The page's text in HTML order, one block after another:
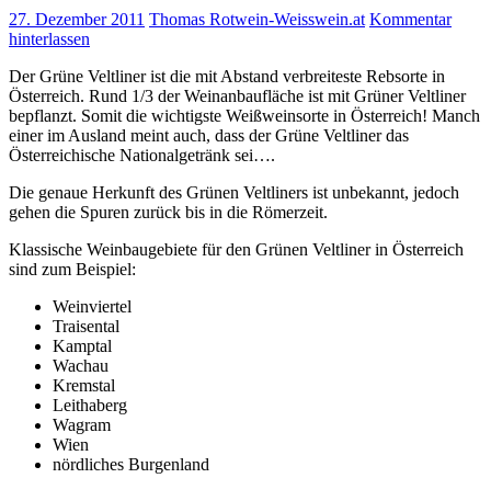
27. Dezember 2011 Thomas Rotwein-Weisswein.at Kommentar
hinterlassen
Der Grüne Veltliner ist die mit Abstand verbreiteste Rebsorte in
Österreich. Rund 1/3 der Weinanbaufläche ist mit Grüner Veltliner
bepflanzt. Somit die wichtigste Weißweinsorte in Österreich! Manch
einer im Ausland meint auch, dass der Grüne Veltliner das
Österreichische Nationalgetränk sei….
Die genaue Herkunft des Grünen Veltliners ist unbekannt, jedoch
gehen die Spuren zurück bis in die Römerzeit.
Klassische Weinbaugebiete für den Grünen Veltliner in Österreich
sind zum Beispiel:
Weinviertel
Traisental
Kamptal
Wachau
Kremstal
Leithaberg
Wagram
Wien
nördliches Burgenland